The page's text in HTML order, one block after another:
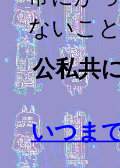
ないこ
公私共
いつま